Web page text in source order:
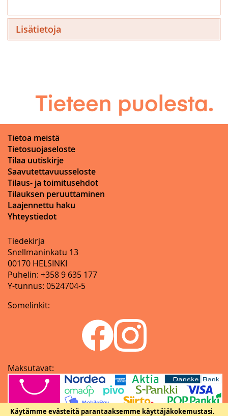
Käytämme evästeitä parantaaksemme käyttäjäkokemustasi.
Lisätietoja
Tietoa meistä
Tietosuojaseloste
Tilaa uutiskirje
Saavutettavuusseloste
Tilaus- ja toimitusehdot
Tilauksen peruuttaminen
Laajennettu haku
Yhteystiedot
Tiedekirja
Snellmaninkatu 13
00170 HELSINKI
Puhelin: +358 9 635 177
Y-tunnus: 0524704-5
Somelinkit:
Maksutavat: